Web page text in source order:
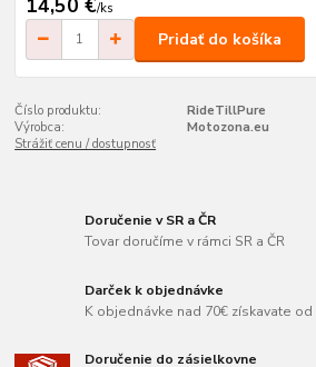
14,50 €/ks
Pridať do košíka
Číslo produktu:
RideTillPure
Výrobca:
Motozona.eu
Strážiť cenu / dostupnosť
Doručenie v SR a ČR
Tovar doručíme v rámci SR a ČR
Darček k objednávke
K objednávke nad 70€ získavate
Doručenie do zásielkovne